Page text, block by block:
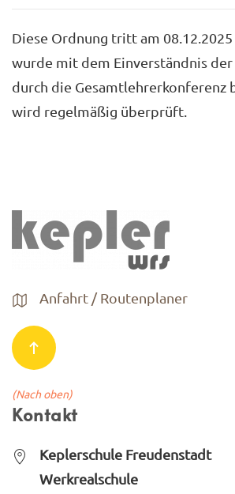
Diese Ordnung tritt am
wurde mit dem Einverständnis
durch die Gesamtlehrerkonferenz
wird regelmäßig überprüft.
Anfahrt / Routenplaner
(Nach oben)
Kontakt
Keplerschule Freudenstadt
Werkrealschule